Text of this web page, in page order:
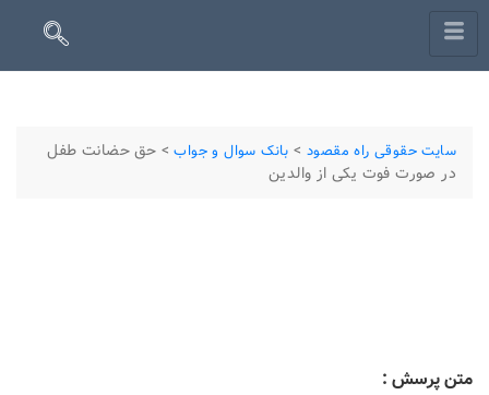
سایت حقوقی راه مقصود > بانک سوال و جواب> حق حضانت طفل
در صورت فوت یکی از والدین
متن پرسش :